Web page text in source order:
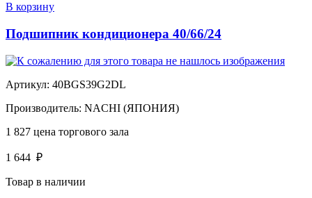
В корзину
Подшипник кондиционера 40/66/24
Артикул: 40BGS39G2DL
Производитель: NACHI (ЯПОНИЯ)
1 827 цена торгового зала
1 644 ₽
Товар в наличии